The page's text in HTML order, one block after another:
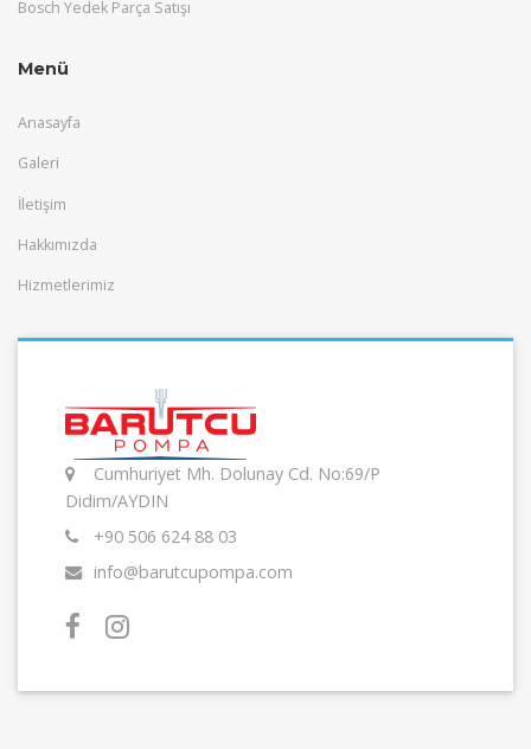
Bosch Yedek Parça Satışı
Menü
Anasayfa
Galeri
İletişim
Hakkımızda
Hizmetlerimiz
Cumhuriyet Mh. Dolunay Cd. No:69/P
Didim/AYDIN
+90 506 624 88 03
info@barutcupompa.com